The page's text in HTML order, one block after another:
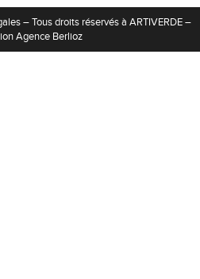
– Tous droits réservés à ARTIVERDE –
Agence Berlioz